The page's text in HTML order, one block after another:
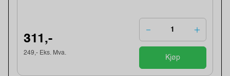
311,-
249,- Eks. Mva.
Kjøp